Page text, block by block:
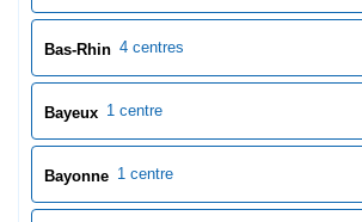
Bas-Rhin 4 centres
Bayeux 1 centre
Bayonne 1 centre